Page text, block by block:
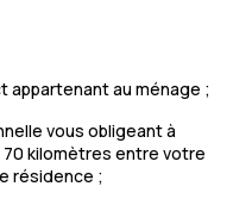
appartenant au ménage ;
vous obligeant à
kilomètres entre votre
résidence ;